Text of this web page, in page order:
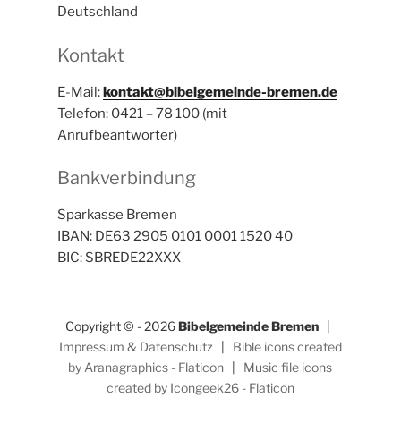
Deutschland
Kontakt
E-Mail:kontakt@bibelgemeinde-bremen.de
Telefon: 0421 – 78 100 (mit
Anrufbeantworter)
Bankverbindung
Sparkasse Bremen
IBAN: DE63 2905 0101 0001 1520 40
BIC: SBREDE22XXX
Copyright © - 2026Bibelgemeinde Bremen|
Impressum & Datenschutz
Bible icons created
by Aranagraphics - Flaticon
Music file icons
created by Icongeek26 - Flaticon